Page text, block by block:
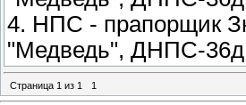
4. НПС - прапорщик
"Медведь", ДНПС-
Страница 1 из 1 1